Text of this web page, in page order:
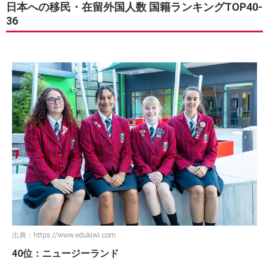
日本への移民・在留外国人数 国籍ランキングTOP40-
36
出典： https://www.edukiwi.com
40位：ニュージーランド